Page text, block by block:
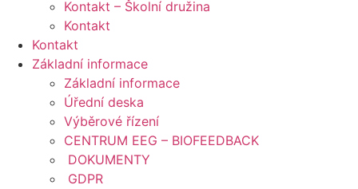
Kontakt – Školní družina
Kontakt
Kontakt
Základní informace
Základní informace
Úřední deska
Výběrové řízení
CENTRUM EEG – BIOFEEDBACK
DOKUMENTY
GDPR